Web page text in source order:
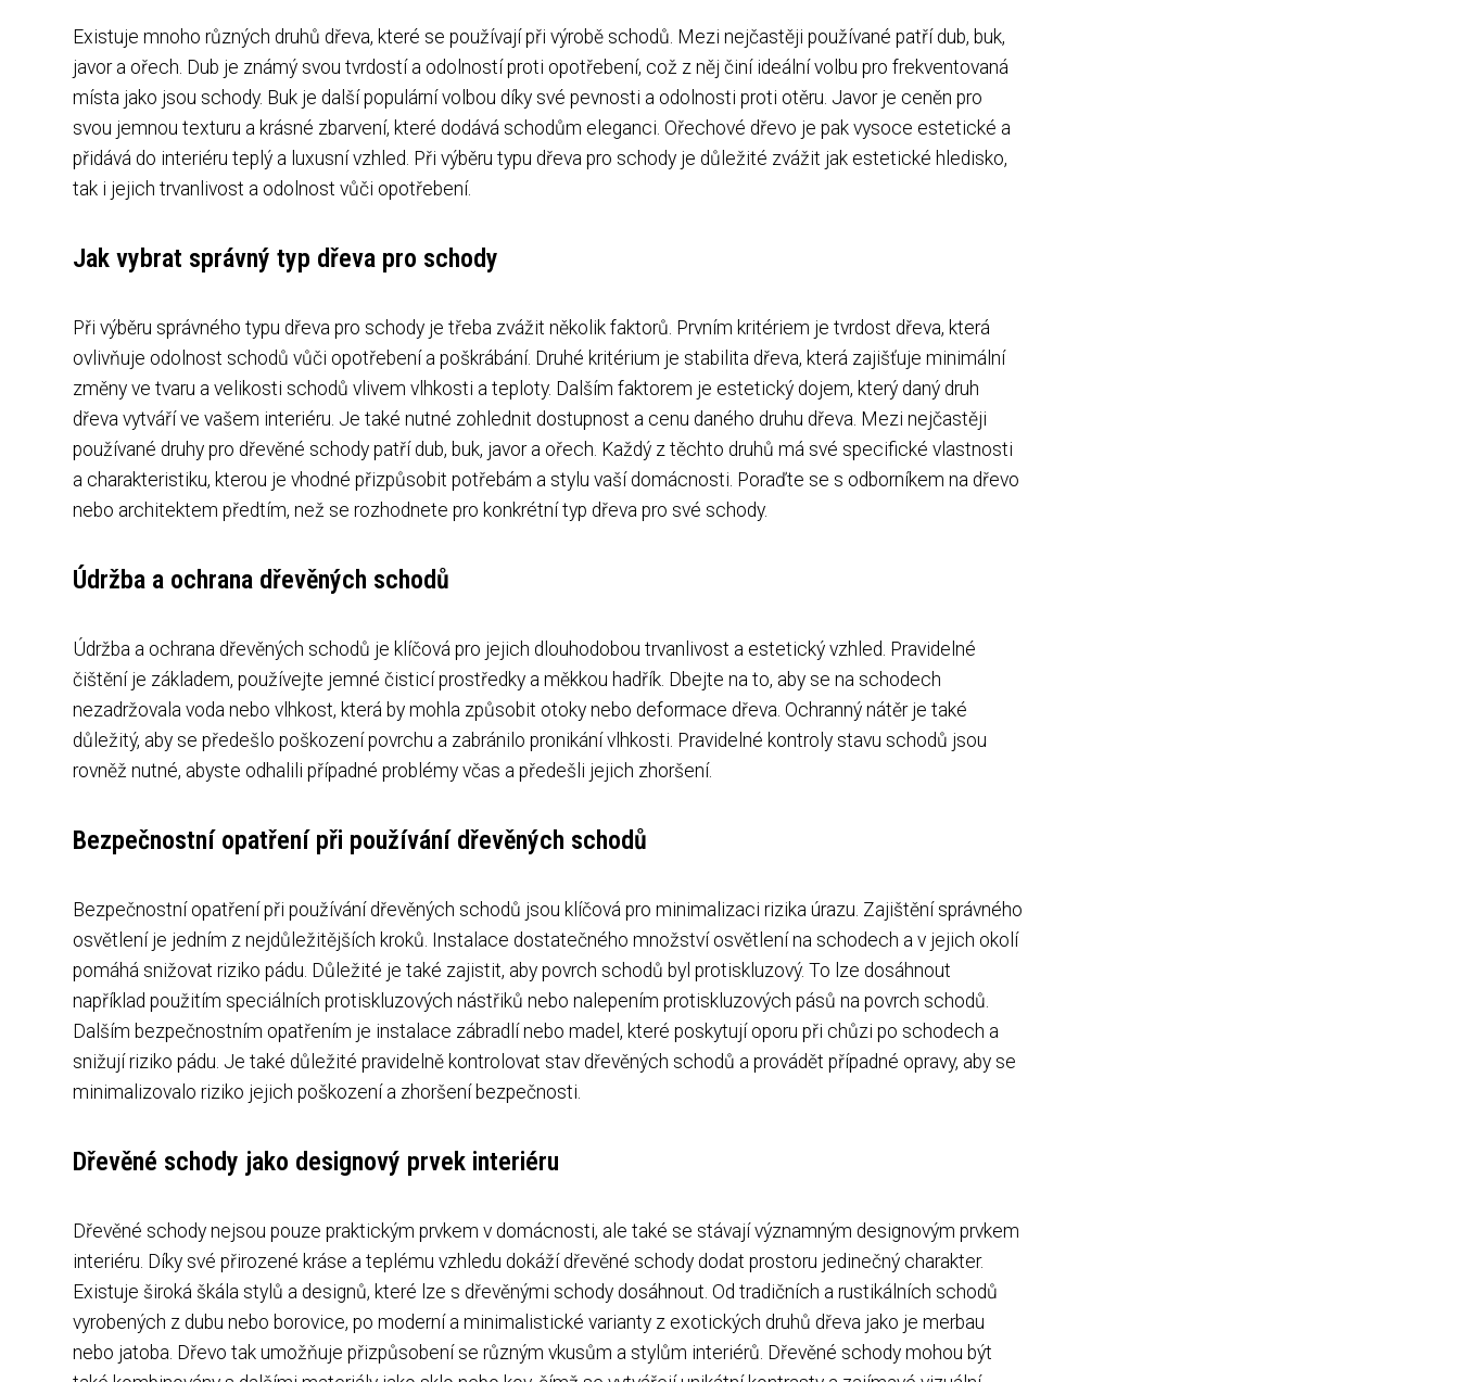
Existuje mnoho různých druhů dřeva, které se používají při výrobě schodů. Mezi nejčastěji používané patří dub, buk,
javor a ořech. Dub je známý svou tvrdostí a odolností proti opotřebení, což z něj činí ideální volbu pro frekventovaná
místa jako jsou schody. Buk je další populární volbou díky své pevnosti a odolnosti proti otěru. Javor je ceněn pro
svou jemnou texturu a krásné zbarvení, které dodává schodům eleganci. Ořechové dřevo je pak vysoce estetické a
přidává do interiéru teplý a luxusní vzhled. Při výběru typu dřeva pro schody je důležité zvážit jak estetické hledisko,
tak i jejich trvanlivost a odolnost vůči opotřebení.
Jak vybrat správný typ dřeva pro schody
Při výběru správného typu dřeva pro schody je třeba zvážit několik faktorů. Prvním kritériem je tvrdost dřeva, která
ovlivňuje odolnost schodů vůči opotřebení a poškrábání. Druhé kritérium je stabilita dřeva, která zajišťuje minimální
změny ve tvaru a velikosti schodů vlivem vlhkosti a teploty. Dalším faktorem je estetický dojem, který daný druh
dřeva vytváří ve vašem interiéru. Je také nutné zohlednit dostupnost a cenu daného druhu dřeva. Mezi nejčastěji
používané druhy pro dřevěné schody patří dub, buk, javor a ořech. Každý z těchto druhů má své specifické vlastnosti
a charakteristiku, kterou je vhodné přizpůsobit potřebám a stylu vaší domácnosti. Poraďte se s odborníkem na dřevo
nebo architektem předtím, než se rozhodnete pro konkrétní typ dřeva pro své schody.
Údržba a ochrana dřevěných schodů
Údržba a ochrana dřevěných schodů je klíčová pro jejich dlouhodobou trvanlivost a estetický vzhled. Pravidelné
čištění je základem, používejte jemné čisticí prostředky a měkkou hadřík. Dbejte na to, aby se na schodech
nezadržovala voda nebo vlhkost, která by mohla způsobit otoky nebo deformace dřeva. Ochranný nátěr je také
důležitý, aby se předešlo poškození povrchu a zabránilo pronikání vlhkosti. Pravidelné kontroly stavu schodů jsou
rovněž nutné, abyste odhalili případné problémy včas a předešli jejich zhoršení.
Bezpečnostní opatření při používání dřevěných schodů
Bezpečnostní opatření při používání dřevěných schodů jsou klíčová pro minimalizaci rizika úrazu. Zajištění správného
osvětlení je jedním z nejdůležitějších kroků. Instalace dostatečného množství osvětlení na schodech a v jejich okolí
pomáhá snižovat riziko pádu. Důležité je také zajistit, aby povrch schodů byl protiskluzový. To lze dosáhnout
například použitím speciálních protiskluzových nástřiků nebo nalepením protiskluzových pásů na povrch schodů.
Dalším bezpečnostním opatřením je instalace zábradlí nebo madel, které poskytují oporu při chůzi po schodech a
snižují riziko pádu. Je také důležité pravidelně kontrolovat stav dřevěných schodů a provádět případné opravy, aby se
minimalizovalo riziko jejich poškození a zhoršení bezpečnosti.
Dřevěné schody jako designový prvek interiéru
Dřevěné schody nejsou pouze praktickým prvkem v domácnosti, ale také se stávají významným designovým prvkem
interiéru. Díky své přirozené kráse a teplému vzhledu dokáží dřevěné schody dodat prostoru jedinečný charakter.
Existuje široká škála stylů a designů, které lze s dřevěnými schody dosáhnout. Od tradičních a rustikálních schodů
vyrobených z dubu nebo borovice, po moderní a minimalistické varianty z exotických druhů dřeva jako je merbau
nebo jatoba. Dřevo tak umožňuje přizpůsobení se různým vkusům a stylům interiérů. Dřevěné schody mohou být